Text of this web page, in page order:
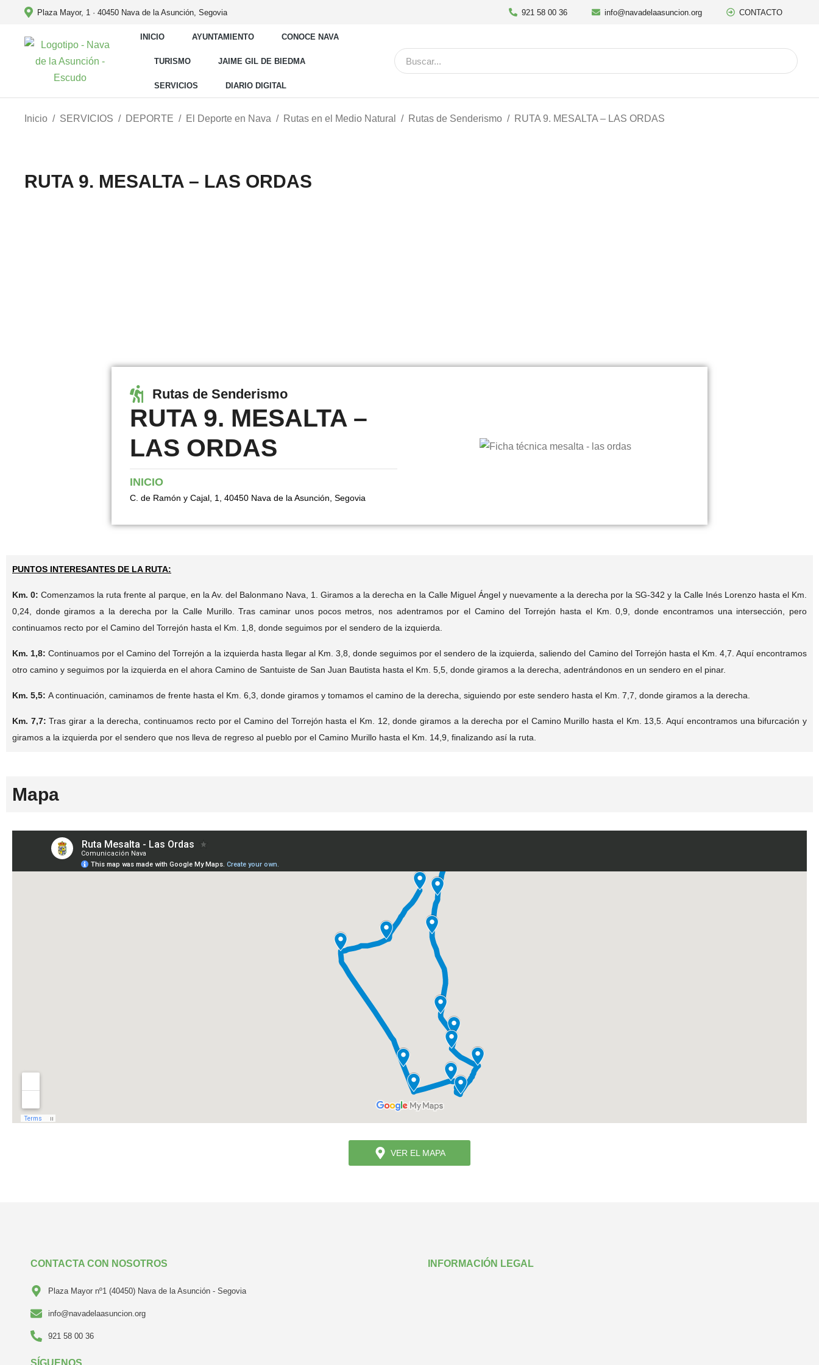
Plaza Mayor, 1 · 40450 Nava de la Asunción, Segovia 921 58 00 36 info@navadelaasuncion.org CONTACTO
INICIO AYUNTAMIENTO CONOCE NAVA
TURISMO JAIME GIL DE BIEDMA
SERVICIOS DIARIO DIGITAL
Estás aquí:
Inicio SERVICIOS DEPORTE El Deporte en Nava Rutas en el Medio Natural Rutas de Senderismo RUTA 9. MESALTA – LAS ORDAS
RUTA 9. MESALTA – LAS ORDAS
Rutas de Senderismo
RUTA 9. MESALTA –
LAS ORDAS
INICIO
C. de Ramón y Cajal, 1, 40450 Nava de la Asunción, Segovia
PUNTOS INTERESANTES DE LA RUTA:
Km. 0: Comenzamos la ruta frente al parque, en la Av. del Balonmano Nava, 1. Giramos a la derecha en la Calle Miguel Ángel y nuevamente a la derecha por la SG-342 y la Calle Inés Lorenzo hasta el Km.
0,24, donde giramos a la derecha por la Calle Murillo. Tras caminar unos pocos metros, nos adentramos por el Camino del Torrejón hasta el Km. 0,9, donde encontramos una intersección, pero
continuamos recto por el Camino del Torrejón hasta el Km. 1,8, donde seguimos por el sendero de la izquierda.
Km. 1,8: Continuamos por el Camino del Torrejón a la izquierda hasta llegar al Km. 3,8, donde seguimos por el sendero de la izquierda, saliendo del Camino del Torrejón hasta el Km. 4,7. Aquí encontramos
otro camino y seguimos por la izquierda en el ahora Camino de Santuiste de San Juan Bautista hasta el Km. 5,5, donde giramos a la derecha, adentrándonos en un sendero en el pinar.
Km. 5,5: A continuación, caminamos de frente hasta el Km. 6,3, donde giramos y tomamos el camino de la derecha, siguiendo por este sendero hasta el Km. 7,7, donde giramos a la derecha.
Km. 7,7: Tras girar a la derecha, continuamos recto por el Camino del Torrejón hasta el Km. 12, donde giramos a la derecha por el Camino Murillo hasta el Km. 13,5. Aquí encontramos una bifurcación y
giramos a la izquierda por el sendero que nos lleva de regreso al pueblo por el Camino Murillo hasta el Km. 14,9, finalizando así la ruta.
Mapa
VER EL MAPA
CONTACTA CON NOSOTROS
Plaza Mayor nº1 (40450) Nava de la Asunción - Segovia
info@navadelaasuncion.org
921 58 00 36
SÍGUENOS
INFORMACIÓN LEGAL